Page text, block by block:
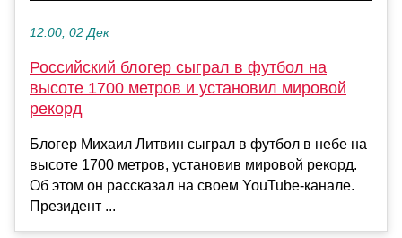
12:00, 02 Дек
Российский блогер сыграл в футбол на
высоте 1700 метров и установил мировой
рекорд
Блогер Михаил Литвин сыграл в футбол в небе на
высоте 1700 метров, установив мировой рекорд.
Об этом он рассказал на своем YouTube-канале.
Президент ...